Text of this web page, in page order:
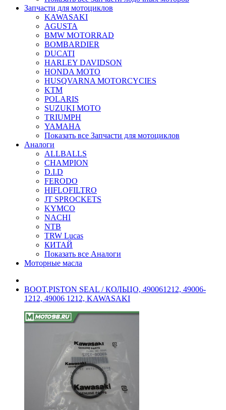
Запчасти для мотоциклов
KAWASAKI
AGUSTA
BMW MOTORRAD
BOMBARDIER
DUCATI
HARLEY DAVIDSON
HONDA MOTO
HUSQVARNA MOTORCYCIES
KTM
POLARIS
SUZUKI MOTO
TRIUMPH
YAMAHA
Показать все Запчасти для мотоциклов
Аналоги
ALLBALLS
CHAMPION
D.I.D
FERODO
HIFLOFILTRO
JT SPROCKETS
KYMCO
NACHI
NTB
TRW Lucas
КИТАЙ
Показать все Аналоги
Моторные масла
BOOT,PISTON SEAL / КОЛЬЦО, 490061212, 49006-
1212, 49006 1212, KAWASAKI